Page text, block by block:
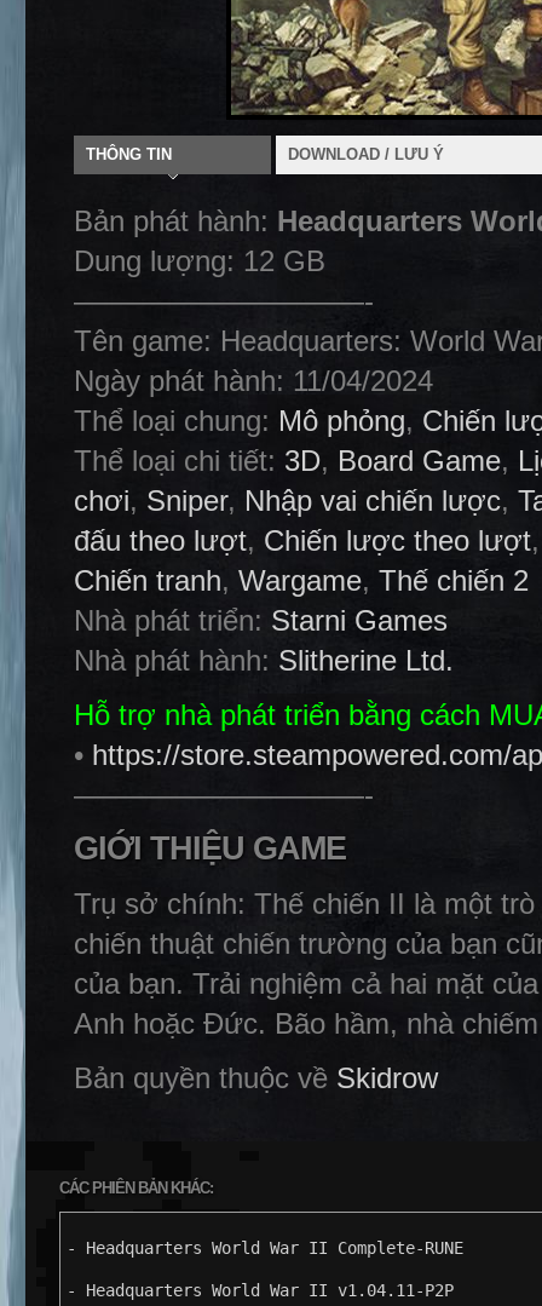
THÔNG TIN DOWNLOAD / LƯU Ý
Bản phát hành: Headquarters
Dung lượng: 12 GB
——————————-
Tên game: Headquarters: World
Ngày phát hành: 11/04/2024
Thể loại chung: Mô phỏng, Chiến
Thể loại chi tiết: 3D, Board Game,
chơi, Sniper, Nhập vai chiến lược,
đấu theo lượt, Chiến lược theo lượt
Chiến tranh, Wargame, Thế chiến 2
Nhà phát triển: Starni Games
Nhà phát hành: Slitherine Ltd.
Hỗ trợ nhà phát triển bằng cách
• https://store.steampowered.com/
——————————-
GIỚI THIỆU GAME
Trụ sở chính: Thế chiến II là một
chiến thuật chiến trường của bạn
của bạn. Trải nghiệm cả hai mặt
Anh hoặc Đức. Bão hầm, nhà
Bản quyền thuộc về Skidrow
CÁC PHIÊN BẢN KHÁC:
- Headquarters World War II Complete-RUNE
- Headquarters World War II v1.04.11-P2P